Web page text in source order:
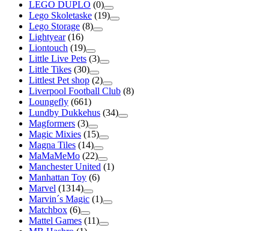
LEGO DUPLO (0)
Lego Skoletaske (19)
Lego Storage (8)
Lightyear (16)
Liontouch (19)
Little Live Pets (3)
Little Tikes (30)
Littlest Pet shop (2)
Liverpool Football Club (8)
Loungefly (661)
Lundby Dukkehus (34)
Magformers (3)
Magic Mixies (15)
Magna Tiles (14)
MaMaMeMo (22)
Manchester United (1)
Manhattan Toy (6)
Marvel (1314)
Marvin´s Magic (1)
Matchbox (6)
Mattel Games (11)